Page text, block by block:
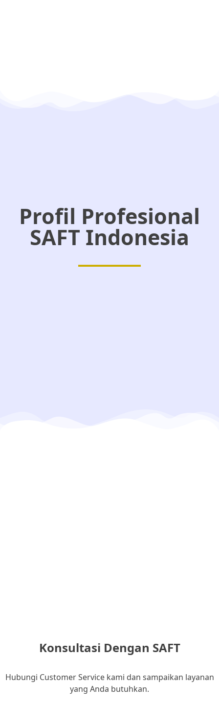
Profil Profesional
SAFT Indonesia
Konsultasi Dengan SAFT
Hubungi Customer Service kami dan sampaikan layanan
yang Anda butuhkan.